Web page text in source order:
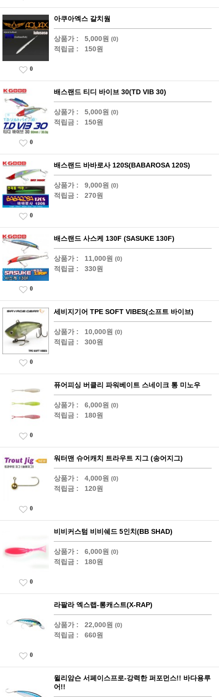
아쿠아엑스 갈치웜
상품가 : 5,000원 (0)
적립금 : 150원
0
배스랜드 티디 바이브 30(TD VIB 30)
상품가 : 5,000원 (0)
적립금 : 150원
0
배스랜드 바바로사 120S(BABAROSA 120S)
상품가 : 9,000원 (0)
적립금 : 270원
0
배스랜드 사스케 130F (SASUKE 130F)
상품가 : 11,000원 (0)
적립금 : 330원
0
세비지기어 TPE SOFT VIBES(소프트 바이브)
상품가 : 10,000원 (0)
적립금 : 300원
0
퓨어피싱 버클리 파워베이트 스네이크 통 미노우
상품가 : 6,000원 (0)
적립금 : 180원
0
워터맨 슈어캐치 트라우트 지그 (송어지그)
상품가 : 4,000원 (0)
적립금 : 120원
0
비비커스텀 비비쉐드 5인치(BB SHAD)
상품가 : 6,000원 (0)
적립금 : 180원
0
라팔라 엑스랩-롱캐스트(X-RAP)
상품가 : 22,000원 (0)
적립금 : 660원
0
윌리암슨 서페이스프로-강력한 퍼포먼스!! 바다용루
어!!